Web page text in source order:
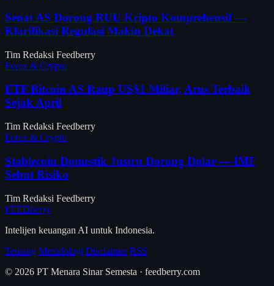
Senat AS Dorong RUU Kripto Komprehensif —
Klarifikasi Regulasi Makin Dekat
Tim Redaksi Feedberry
Forex & Crypto
ETF Bitcoin AS Raup US$1 Miliar, Arus Terbaik
Sejak April
Tim Redaksi Feedberry
Forex & Crypto
Stablecoin Domestik Justru Dorong Dolar — IMF
Sebut Risiko
Tim Redaksi Feedberry
FEEDberry
Intelijen keuangan AI untuk Indonesia.
Tentang Metodologi Disclaimer RSS
© 2026 PT Menara Sinar Semesta · feedberry.com